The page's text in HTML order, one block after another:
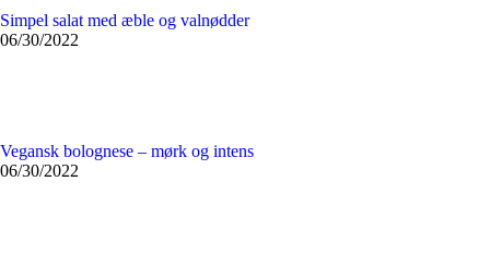
Simpel salat med æble og valnødder
06/30/2022
Vegansk bolognese – mørk og intens
06/30/2022